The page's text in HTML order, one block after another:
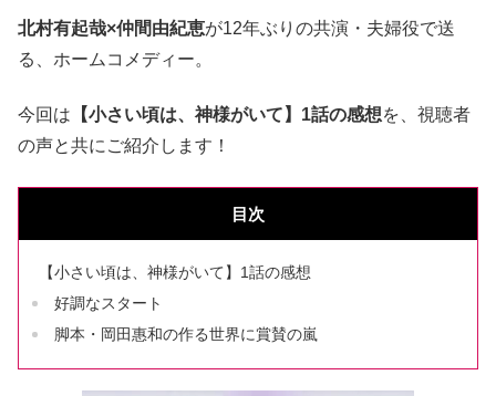
北村有起哉×仲間由紀恵が12年ぶりの共演・夫婦役で送
る、ホームコメディー。
今回は 【小さい頃は、神様がいて】1話の感想を、視聴者
の声と共にご紹介します！
目次
【小さい頃は、神様がいて】1話の感想
好調なスタート
脚本・岡田惠和の作る世界に賞賛の嵐